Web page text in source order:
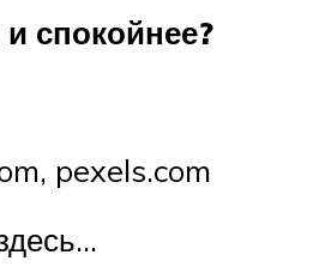
спокойнее?
pexels.com